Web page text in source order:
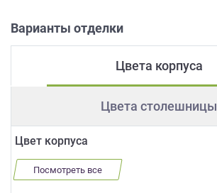
Варианты отделки
Цвета корпуса
Цвета столешницы
Цвет корпуса
Посмотреть все